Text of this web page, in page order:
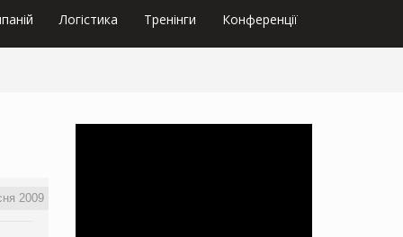
Логістика Тренінги Конференції
2009